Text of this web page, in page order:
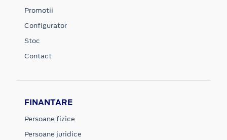
Promotii
Configurator
Stoc
Contact
FINANTARE
Persoane fizice
Persoane juridice